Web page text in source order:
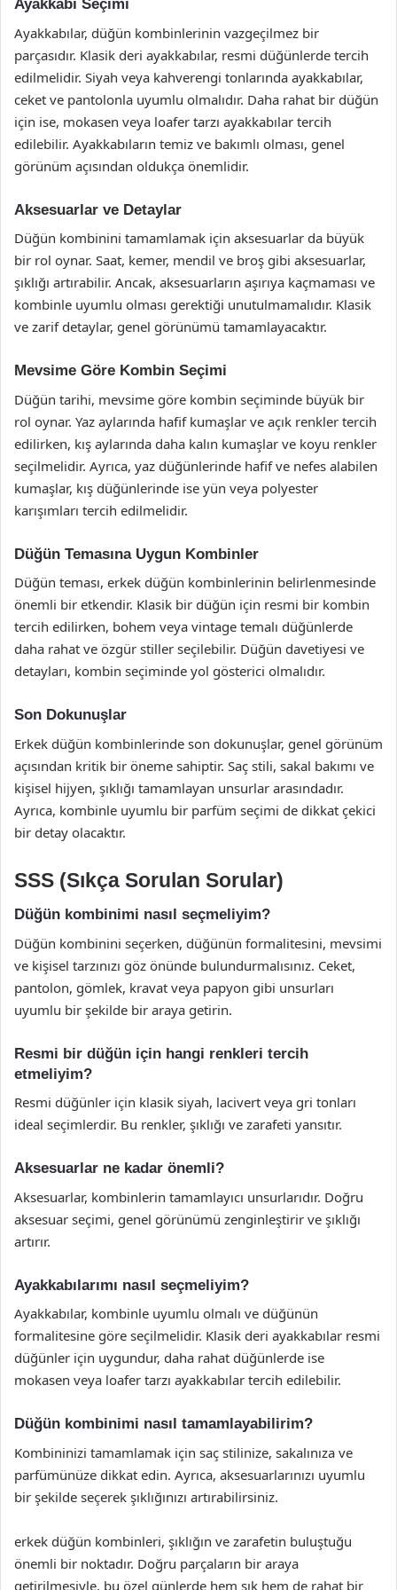
Ayakkabı Seçimi
Ayakkabılar, düğün kombinlerinin vazgeçilmez bir
parçasıdır. Klasik deri ayakkabılar, resmi düğünlerde tercih
edilmelidir. Siyah veya kahverengi tonlarında ayakkabılar,
ceket ve pantolonla uyumlu olmalıdır. Daha rahat bir düğün
için ise, mokasen veya loafer tarzı ayakkabılar tercih
edilebilir. Ayakkabıların temiz ve bakımlı olması, genel
görünüm açısından oldukça önemlidir.
Aksesuarlar ve Detaylar
Düğün kombinini tamamlamak için aksesuarlar da büyük
bir rol oynar. Saat, kemer, mendil ve broş gibi aksesuarlar,
şıklığı artırabilir. Ancak, aksesuarların aşırıya kaçmaması ve
kombinle uyumlu olması gerektiği unutulmamalıdır. Klasik
ve zarif detaylar, genel görünümü tamamlayacaktır.
Mevsime Göre Kombin Seçimi
Düğün tarihi, mevsime göre kombin seçiminde büyük bir
rol oynar. Yaz aylarında hafif kumaşlar ve açık renkler tercih
edilirken, kış aylarında daha kalın kumaşlar ve koyu renkler
seçilmelidir. Ayrıca, yaz düğünlerinde hafif ve nefes alabilen
kumaşlar, kış düğünlerinde ise yün veya polyester
karışımları tercih edilmelidir.
Düğün Temasına Uygun Kombinler
Düğün teması, erkek düğün kombinlerinin belirlenmesinde
önemli bir etkendir. Klasik bir düğün için resmi bir kombin
tercih edilirken, bohem veya vintage temalı düğünlerde
daha rahat ve özgür stiller seçilebilir. Düğün davetiyesi ve
detayları, kombin seçiminde yol gösterici olmalıdır.
Son Dokunuşlar
Erkek düğün kombinlerinde son dokunuşlar, genel görünüm
açısından kritik bir öneme sahiptir. Saç stili, sakal bakımı ve
kişisel hijyen, şıklığı tamamlayan unsurlar arasındadır.
Ayrıca, kombinle uyumlu bir parfüm seçimi de dikkat çekici
bir detay olacaktır.
SSS (Sıkça Sorulan Sorular)
Düğün kombinimi nasıl seçmeliyim?
Düğün kombinini seçerken, düğünün formalitesini, mevsimi
ve kişisel tarzınızı göz önünde bulundurmalısınız. Ceket,
pantolon, gömlek, kravat veya papyon gibi unsurları
uyumlu bir şekilde bir araya getirin.
Resmi bir düğün için hangi renkleri tercih
etmeliyim?
Resmi düğünler için klasik siyah, lacivert veya gri tonları
ideal seçimlerdir. Bu renkler, şıklığı ve zarafeti yansıtır.
Aksesuarlar ne kadar önemli?
Aksesuarlar, kombinlerin tamamlayıcı unsurlarıdır. Doğru
aksesuar seçimi, genel görünümü zenginleştirir ve şıklığı
artırır.
Ayakkabılarımı nasıl seçmeliyim?
Ayakkabılar, kombinle uyumlu olmalı ve düğünün
formalitesine göre seçilmelidir. Klasik deri ayakkabılar resmi
düğünler için uygundur, daha rahat düğünlerde ise
mokasen veya loafer tarzı ayakkabılar tercih edilebilir.
Düğün kombinimi nasıl tamamlayabilirim?
Kombininizi tamamlamak için saç stilinize, sakalınıza ve
parfümünüze dikkat edin. Ayrıca, aksesuarlarınızı uyumlu
bir şekilde seçerek şıklığınızı artırabilirsiniz.
erkek düğün kombinleri, şıklığın ve zarafetin buluştuğu
önemli bir noktadır. Doğru parçaların bir araya
getirilmesiyle, bu özel günlerde hem şık hem de rahat bir